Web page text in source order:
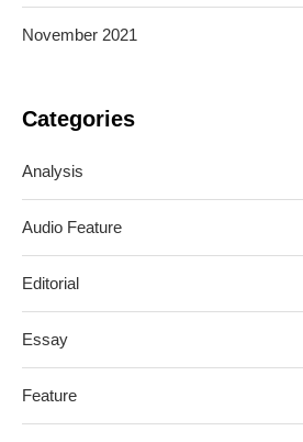
November 2021
Categories
Analysis
Audio Feature
Editorial
Essay
Feature